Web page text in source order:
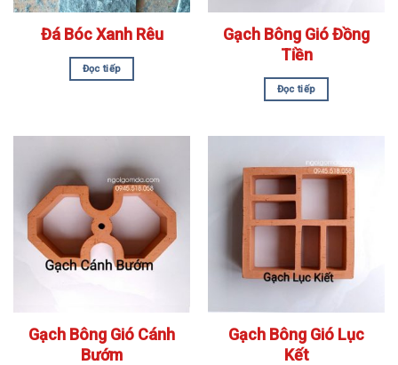
Đá Bóc Xanh Rêu
Đọc tiếp
Gạch Bông Gió Đồng
Tiền
Đọc tiếp
Gạch Bông Gió Cánh
Bướm
Gạch Bông Gió Lục
Kết